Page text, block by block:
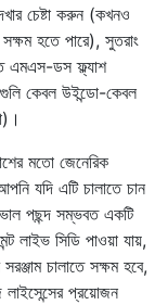
চেষ্টা করুন (কখনও
হতে পারে), সুতরাং
এমএস-ডস ফ্ল্যাশ
কেবল উইন্ডো-কেবল
মতো জেনেরিক
যদি এটি চালাতে চান
পছন্দ সম্ভবত একটি
লাইভ সিডি পাওয়া যায়,
চালাতে সক্ষম হবে,
প্রয়োজন